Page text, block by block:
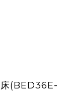
(BED36E-